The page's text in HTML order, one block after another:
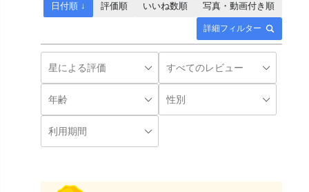
詳細フィルター
日付順 ↓ 評価順 いいね数順 写真・動画付き順